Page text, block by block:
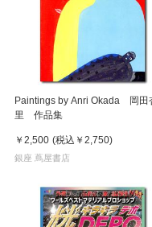
Paintings by Anri Okada 岡田
里 作品集
￥2,500 (税込 ￥2,750)
銀座 蔦屋書店